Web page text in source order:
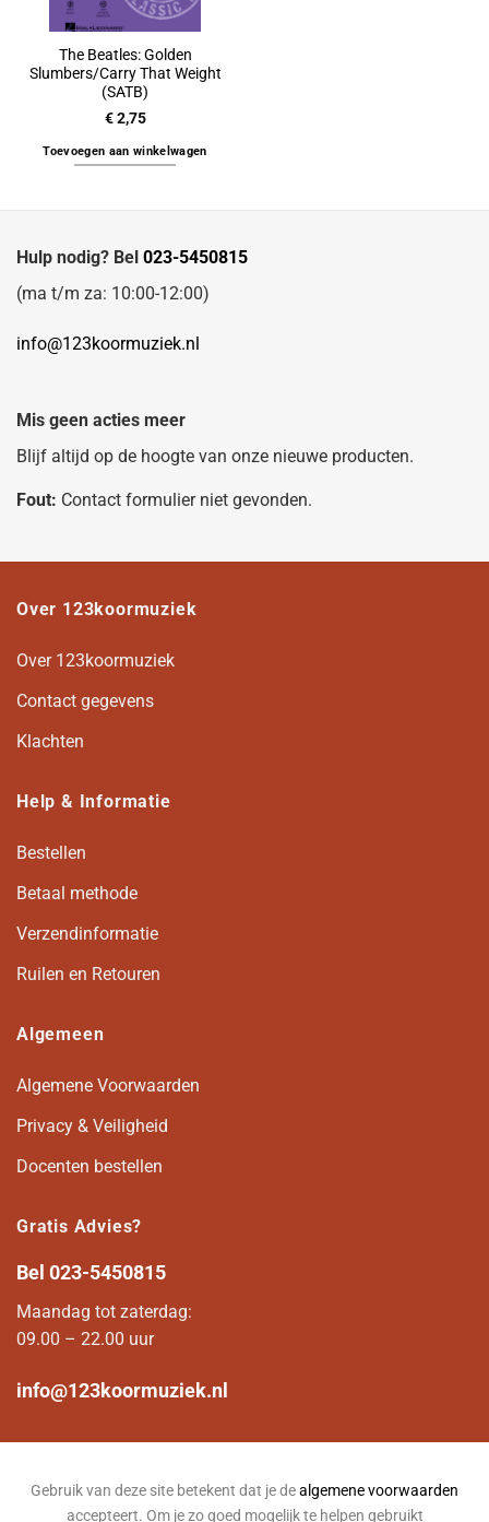
The Beatles: Golden
Slumbers/Carry That Weight
(SATB)
€2,75
Toevoegen aan winkelwagen
Hulp nodig? Bel 023-5450815
(ma t/m za: 10:00-12:00)
info@123koormuziek.nl
Mis geen acties meer
Blijf altijd op de hoogte van onze nieuwe producten.
Fout: Contact formulier niet gevonden.
Over 123koormuziek
Over 123koormuziek
Contact gegevens
Klachten
Help & Informatie
Bestellen
Betaal methode
Verzendinformatie
Ruilen en Retouren
Algemeen
Algemene Voorwaarden
Privacy & Veiligheid
Docenten bestellen
Gratis Advies?
Bel 023-5450815
Maandag tot zaterdag:
09.00 – 22.00 uur
info@123koormuziek.nl
Gebruik van deze site betekent dat je dealgemene voorwaarden
accepteert. Om je zo goed mogelijk te helpen gebruikt